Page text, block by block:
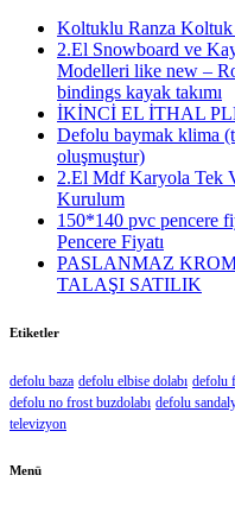
Koltuklu Ranza Koltuk
2.El Snowboard ve
Modelleri like new –
bindings kayak takımı
İKİNCİ EL İTHAL
Defolu baymak klima
oluşmuştur)
2.El Mdf Karyola Tek
Kurulum
150*140 pvc pencere
Pencere Fiyatı
PASLANMAZ
TALAŞI SATILIK
Etiketler
defolu baza defolu elbise dolabı defolu
defolu no frost buzdolabı defolu
televizyon
Menü